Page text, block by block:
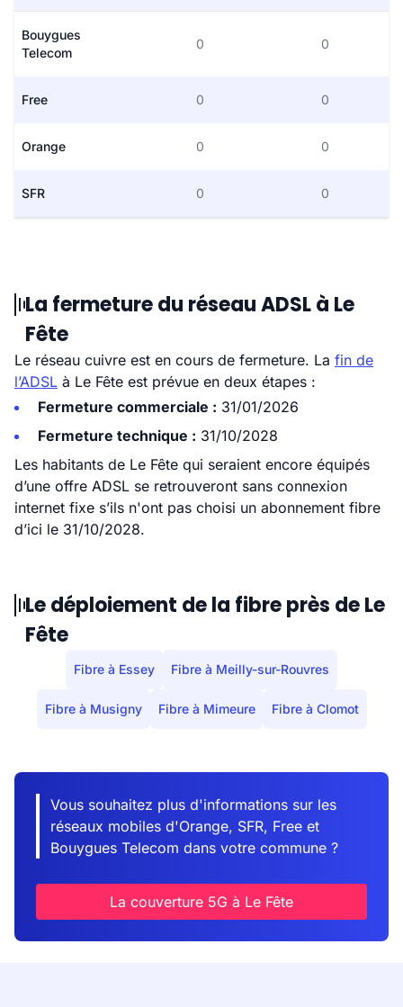
Bouygues
Telecom
0 0
Free 0 0
Orange 0 0
SFR 0 0
La fermeture du réseau ADSL à Le
Fête
Le réseau cuivre est en cours de fermeture. La fin de
l’ADSL à Le Fête est prévue en deux étapes :
Fermeture commerciale : 31/01/2026
Fermeture technique : 31/10/2028
Les habitants de Le Fête qui seraient encore équipés
d’une offre ADSL se retrouveront sans connexion
internet fixe s’ils n'ont pas choisi un abonnement fibre
d’ici le 31/10/2028.
Le déploiement de la fibre près de Le
Fête
Fibre à Essey Fibre à Meilly-sur-Rouvres
Fibre à Musigny Fibre à Mimeure Fibre à Clomot
Vous souhaitez plus d'informations sur les
réseaux mobiles d'Orange, SFR, Free et
Bouygues Telecom dans votre commune ?
La couverture 5G à Le Fête